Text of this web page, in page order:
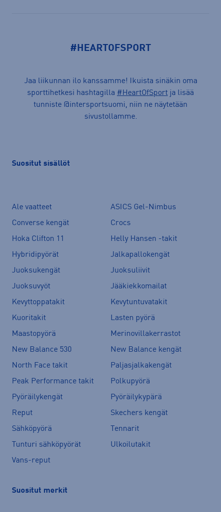
#HEARTOFSPORT
Jaa liikunnan ilo kanssamme! Ikuista sinäkin oma
sporttihetkesi hashtagilla #HeartOfSport ja lisää
tunniste @intersportsuomi, niin ne näytetään
sivustollamme.
Suositut sisällöt
Ale vaatteet
ASICS Gel-Nimbus
Converse kengät
Crocs
Hoka Clifton 11
Helly Hansen -takit
Hybridipyörät
Jalkapallokengät
Juoksukengät
Juoksuliivit
Juoksuvyöt
Jääkiekkomailat
Kevyttoppatakit
Kevytuntuvatakit
Kuoritakit
Lasten pyörä
Maastopyörä
Merinovillakerrastot
New Balance 530
New Balance kengät
North Face takit
Paljasjalkakengät
Peak Performance takit
Polkupyörä
Pyöräilykengät
Pyöräilykypärä
Reput
Skechers kengät
Sähköpyörä
Tennarit
Tunturi sähköpyörät
Ulkoilutakit
Vans-reput
Suositut merkit